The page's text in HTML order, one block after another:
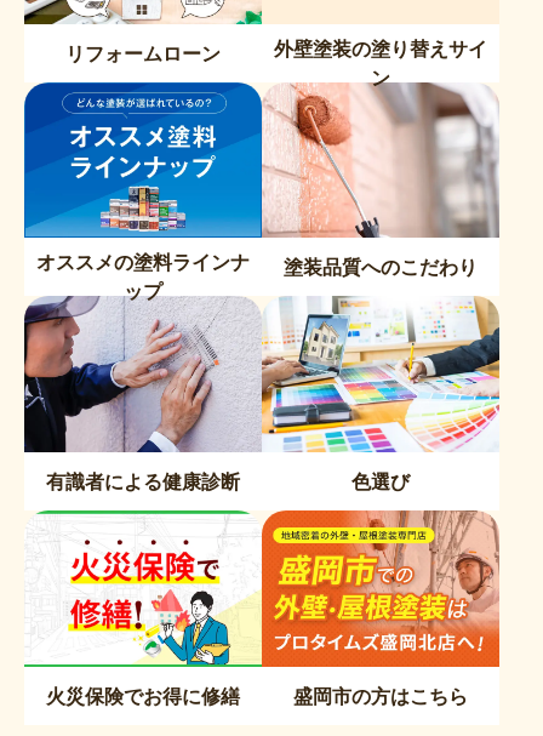
リフォームローン
外壁塗装の塗り替えサイ
ン
オススメの塗料ラインナ
ップ
塗装品質へのこだわり
有識者による健康診断 色選び
火災保険でお得に修繕 盛岡市の方はこちら